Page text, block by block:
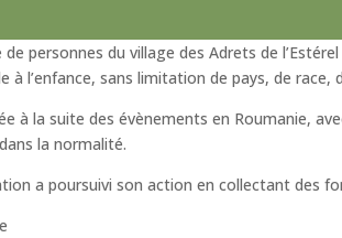
de personnes du village des Adrets de
à l’enfance, sans limitation de pays, de
à la suite des évènements en Roumanie,
la normalité.
a poursuivi son action en collectant